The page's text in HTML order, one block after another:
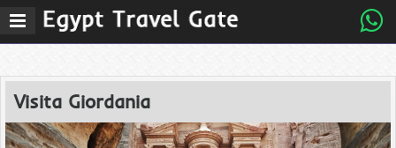
Menu
Visita Giordania